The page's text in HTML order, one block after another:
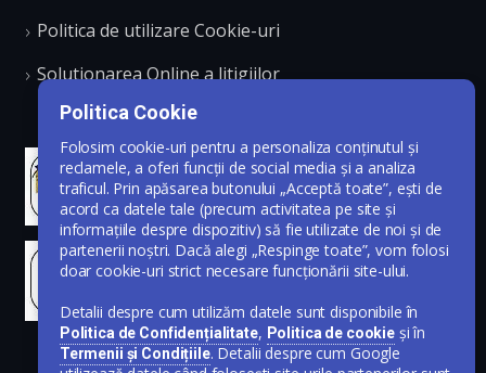
Politica de utilizare Cookie-uri
Solutionarea Online a litigiilor
Politica Cookie
Folosim cookie-uri pentru a personaliza conținutul și
reclamele, a oferi funcții de social media și a analiza
traficul. Prin apăsarea butonului „Acceptă toate”, ești de
acord ca datele tale (precum activitatea pe site și
informațiile despre dispozitiv) să fie utilizate de noi și de
partenerii noștri. Dacă alegi „Respinge toate”, vom folosi
doar cookie-uri strict necesare funcționării site-ului.
Detalii despre cum utilizăm datele sunt disponibile în
Politica de Confidențialitate, Politica de cookieși în
Termenii și Condițiile. Detalii despre cum Google